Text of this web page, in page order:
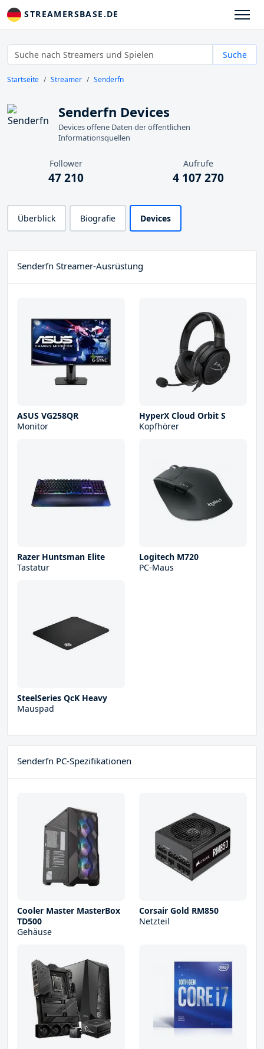
STREAMERSBASE.DE
Suche
Startseite Streamer Senderfn
Senderfn Devices
Devices offene Daten der öffentlichen
Informationsquellen
Follower
47 210
Aufrufe
4 107 270
Überblick Biografie Devices
Senderfn Streamer-Ausrüstung
ASUS VG258QR
Monitor
HyperX Cloud Orbit S
Kopfhörer
Razer Huntsman Elite
Tastatur
Logitech M720
PC-Maus
SteelSeries QcK Heavy
Mauspad
Senderfn PC-Spezifikationen
Cooler Master MasterBox
TD500
Gehäuse
Corsair Gold RM850
Netzteil